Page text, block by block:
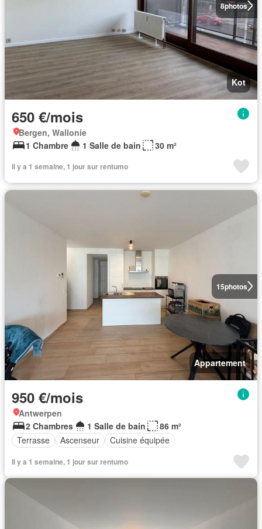
8photos
Kot
650 €/mois
Bergen, Wallonie
1 Chambre
1 Salle de bain 30 m²
Il y a 1 semaine, 1 jour sur rentumo
15photos
Appartement
950 €/mois
Antwerpen
2 Chambres
1 Salle de bain
86 m²
Terrasse
Ascenseur Cuisine équipée
Il y a 1 semaine, 1 jour sur rentumo